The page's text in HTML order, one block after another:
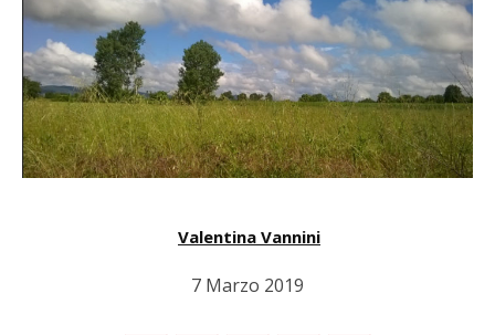
Valentina Vannini
7 Marzo 2019